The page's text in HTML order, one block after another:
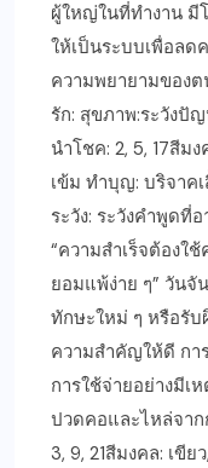
ผู้ใหญ่ในที่ทำงาน มี
ให้เป็นระบบเพื่อลด
ความพยายามของต
รัก: สุขภาพ:ระวังปั
นำโชค: 2, 5, 17สีม
เข้ม ทำบุญ: บริจาค
ระวัง: ระวังคำพูดที่
“ความสำเร็จต้องใ
ยอมแพ้ง่าย ๆ” วันจั
ทักษะใหม่ ๆ หรือรั
ความสำคัญให้ดี กา
การใช้จ่ายอย่างมีเ
ปวดคอและไหล่จาก
3, 9, 21สีมงคล: เขี